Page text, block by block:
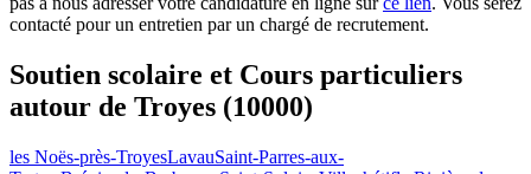
contacté pour un entretien par un chargé de recrutement.
Soutien scolaire et Cours particuliers
autour de Troyes (10000)
les Noës-près-TroyesLavauSaint-Parres-aux-